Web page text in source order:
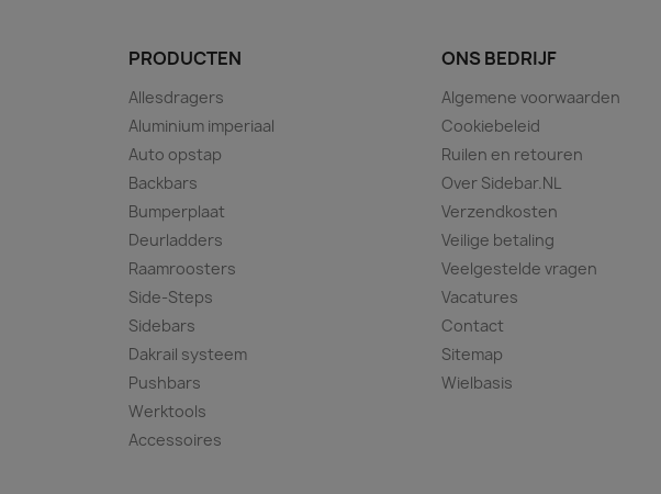
PRODUCTEN
Allesdragers
Aluminium imperiaal
Auto opstap
Backbars
Bumperplaat
Deurladders
Raamroosters
Side-Steps
Sidebars
Dakrail systeem
Pushbars
Werktools
Accessoires
ONS BEDRIJF
Algemene voorwaarden
Cookiebeleid
Ruilen en retouren
Over Sidebar.NL
Verzendkosten
Veilige betaling
Veelgestelde vragen
Vacatures
Contact
Sitemap
Wielbasis